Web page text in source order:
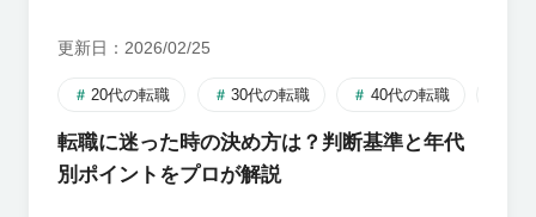
更新日 2026/02/25
20代の転職 30代の転職 40代の転職
転職に迷った時の決め方は？判断基準と年代
別ポイントをプロが解説